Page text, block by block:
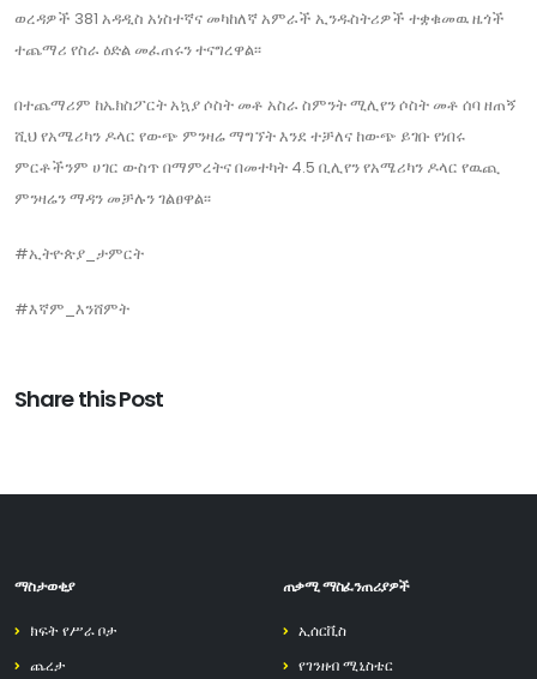
ወረዳዎች 381 አዳዲስ አነስተኛና መካከለኛ አምራች ኢንዱስትሪዎች ተቋቁመዉ ዜጎች
ተጨማሪ የስራ ዕድል መፈጠሩን ተናግረዋል፡፡
በተጨማሪም ከኤክስፖርት አኳያ ሶስት መቶ አስራ ስምንት ሚሊየን ሶስት መቶ ሰባ ዘጠኝ
ሺህ የአሜሪካን ዶላር የውጭ ምንዛሬ ማግኘት እንደ ተቻለና ከውጭ ይገቡ የነበሩ
ምርቶችንም ሀገር ውስጥ በማምረትና በመተካት 4.5 ቢሊየን የአሜሪካን ዶላር የዉጪ
ምንዛሬን ማዳን መቻሉን ገልፀዋል፡፡
#ኢትዮጵያ_ታምርት
#እኛም_እንሸምት
Share this Post
ማስታወቂያ
ክፍት የሥራ ቦታ
ጨረታ
ጠቃሚ ማስፈንጠሪያዎች
ኢሰርቪስ
የገንዘብ ሚኒስቴር